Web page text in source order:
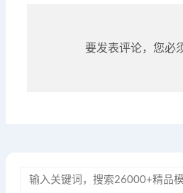
要发表评论，您必